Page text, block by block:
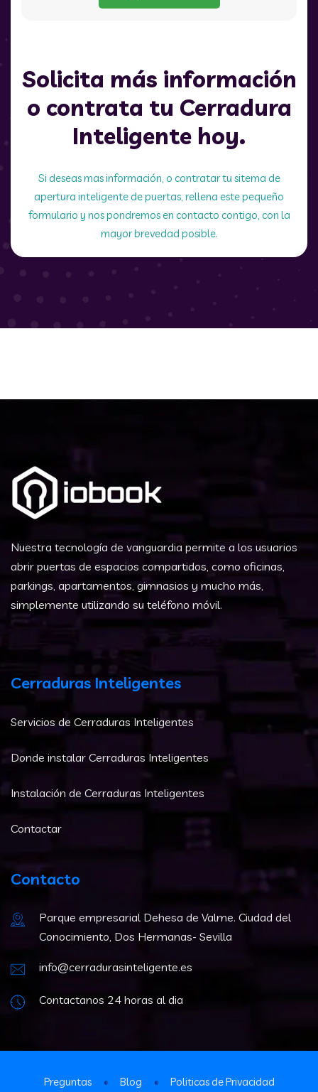
Solicita más información
o contrata tu Cerradura
Inteligente hoy.
Si deseas mas información, o contratar tu sitema de
apertura inteligente de puertas, rellena este pequeño
formulario y nos pondremos en contacto contigo, con la
mayor brevedad posible.
Nuestra tecnología de vanguardia permite a los usuarios
abrir puertas de espacios compartidos, como oficinas,
parkings, apartamentos, gimnasios y mucho más,
simplemente utilizando su teléfono móvil.
Cerraduras Inteligentes
Servicios de Cerraduras Inteligentes
Donde instalar Cerraduras Inteligentes
Instalación de Cerraduras Inteligentes
Contactar
Contacto
Parque empresarial Dehesa de Valme. Ciudad del
Conocimiento, Dos Hermanas- Sevilla
info@cerradurasinteligente.es
Contactanos 24 horas al dia
Preguntas Blog Politicas de Privacidad